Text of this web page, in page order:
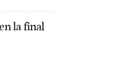
la final